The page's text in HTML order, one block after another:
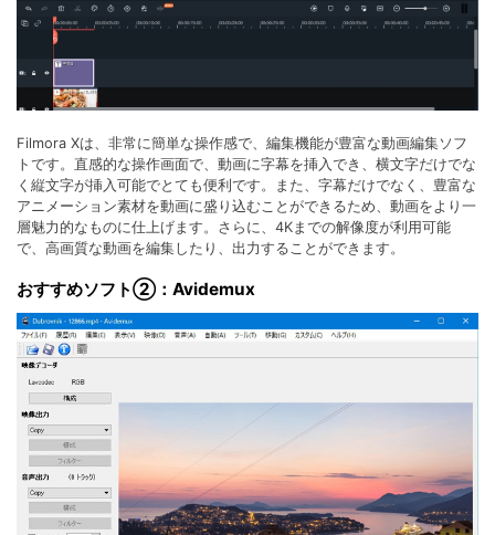
Filmora Xは、非常に簡単な操作感で、編集機能が豊富な動画編集ソフ
トです。直感的な操作画面で、動画に字幕を挿入でき、横文字だけでな
く縦文字が挿入可能でとても便利です。また、字幕だけでなく、豊富な
アニメーション素材を動画に盛り込むことができるため、動画をより一
層魅力的なものに仕上げます。さらに、4Kまでの解像度が利用可能
で、高画質な動画を編集したり、出力することができます。
おすすめソフト②：Avidemux